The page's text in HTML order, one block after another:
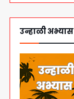
उन्हाळी अभ्यास